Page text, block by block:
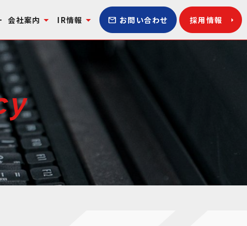
会社案内 arrow_drop_down IR情報 arrow_drop_down mail お問い合わせ 採用情報 arrow_right